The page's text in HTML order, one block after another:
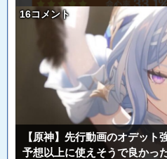
16コメント
【原神】先行動画のオデット
予想以上に使えそうで良かっ